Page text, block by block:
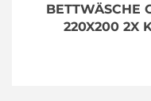
BETTWÄSCHE
220X200 2X